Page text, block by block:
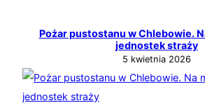
Pożar pustostanu w Chlebowie.
jednostek straży
5 kwietnia 2026